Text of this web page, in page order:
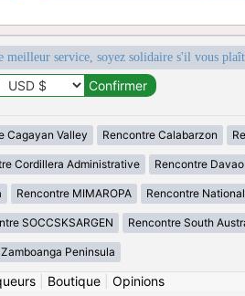
service, soyez solidaire s'il vous plaît
Cagayan Valley Rencontre Calabarzon
Cordillera Administrative Rencontre Davao
Rencontre MIMAROPA Rencontre
SOCCSKSARGEN Rencontre South
Peninsula
| Boutique| Opinions